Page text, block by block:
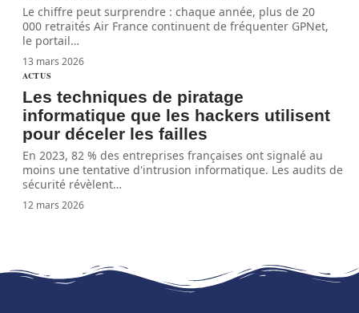
Le chiffre peut surprendre : chaque année, plus de 20
000 retraités Air France continuent de fréquenter GPNet,
le portail…
13 mars 2026
ACTUS
Les techniques de piratage
informatique que les hackers utilisent
pour déceler les failles
En 2023, 82 % des entreprises françaises ont signalé au
moins une tentative d'intrusion informatique. Les audits de
sécurité révèlent…
12 mars 2026